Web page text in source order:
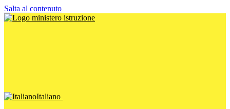
Salta al contenuto
Italiano